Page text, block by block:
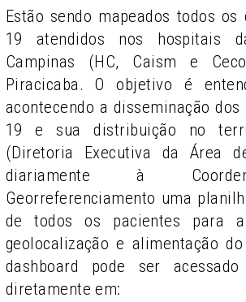
Estão sendo mapeados todos os
19 atendidos nos hospitais
Campinas (HC, Caism e
Piracicaba. O objetivo é
acontecendo a disseminação dos
19 e sua distribuição no
(Diretoria Executiva da Área
diariamente à
Georreferenciamento uma
de todos os pacientes para
geolocalização e alimentação
dashboard pode ser acessado
diretamente em: